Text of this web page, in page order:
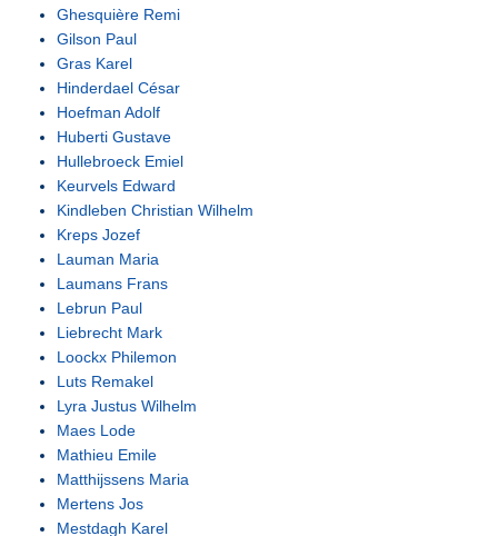
Ghesquière Remi
Gilson Paul
Gras Karel
Hinderdael César
Hoefman Adolf
Huberti Gustave
Hullebroeck Emiel
Keurvels Edward
Kindleben Christian Wilhelm
Kreps Jozef
Lauman Maria
Laumans Frans
Lebrun Paul
Liebrecht Mark
Loockx Philemon
Luts Remakel
Lyra Justus Wilhelm
Maes Lode
Mathieu Emile
Matthijssens Maria
Mertens Jos
Mestdagh Karel